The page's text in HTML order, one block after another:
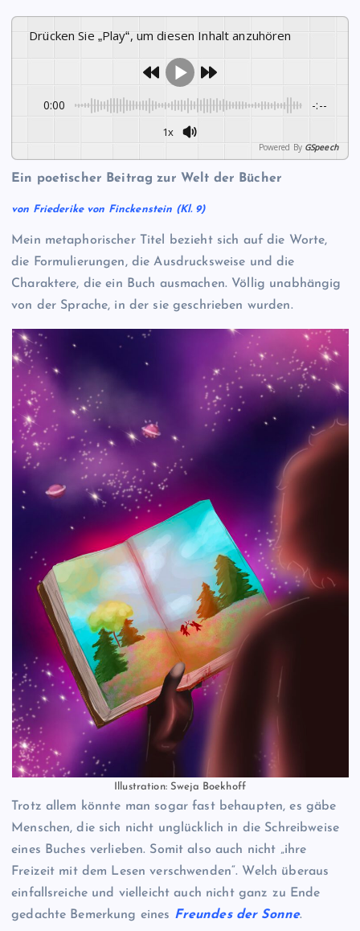
Drücken Sie „Play“, um diesen Inhalt anzuhören
0:00 -:--
1x
Powered By GSpeech
Ein poetischer Beitrag zur Welt der Bücher
von Friederike von Finckenstein (Kl. 9)
Mein metaphorischer Titel bezieht sich auf die Worte,
die Formulierungen, die Ausdrucksweise und die
Charaktere, die ein Buch ausmachen. Völlig unabhängig
von der Sprache, in der sie geschrieben wurden.
Illustration: Sweja Boekhoff
Trotz allem könnte man sogar fast behaupten, es gäbe
Menschen, die sich nicht unglücklich in die Schreibweise
eines Buches verlieben. Somit also auch nicht „ihre
Freizeit mit dem Lesen verschwenden“. Welch überaus
einfallsreiche und vielleicht auch nicht ganz zu Ende
gedachte Bemerkung eines Freundes der Sonne.